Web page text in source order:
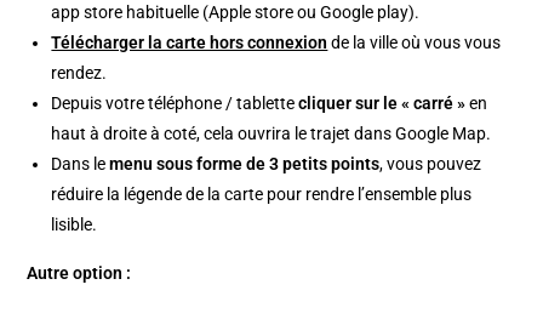
app store habituelle (Apple store ou Google play).
Télécharger la carte hors connexion de la ville où vous vous
rendez.
Depuis votre téléphone / tablettecliquer sur le « carré »en
haut à droite à coté, cela ouvrira le trajet dans Google Map.
Dans lemenu sous forme de 3 petits points, vous pouvez
réduire la légende de la carte pour rendre l’ensemble plus
lisible.
Autre option :